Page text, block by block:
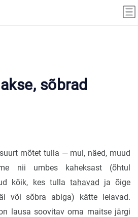
sõbrad
mõtet tulla — mul, näed, muud
nii umbes kaheksast (õhtul
kõik, kes tulla tahavad ja õige
või sõbra abiga) kätte leiavad.
lausa soovitav oma maitse järgi